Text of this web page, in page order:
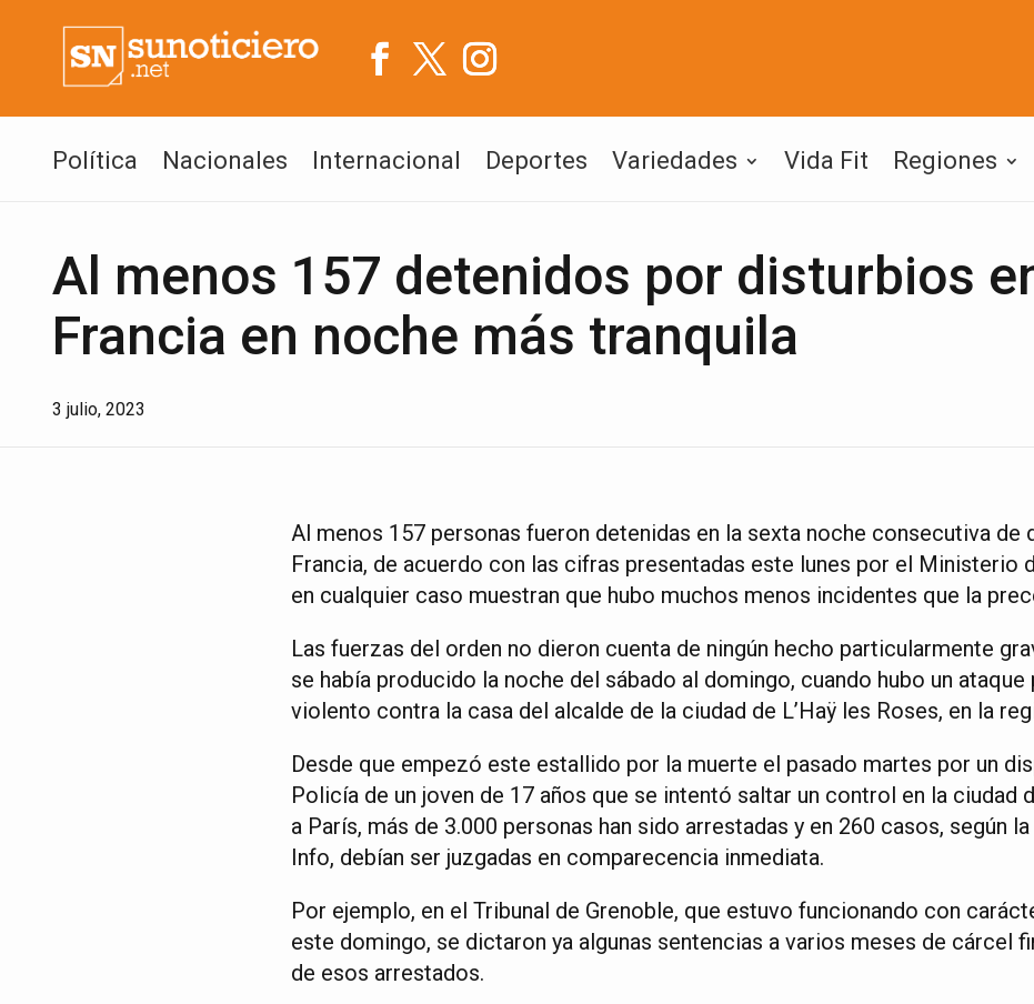
Política Nacionales Internacional Deportes Variedades Vida Fit Regiones
Al menos 157 detenidos por disturbios
Francia en noche más tranquila
3 julio, 2023
Al menos 157 personas fueron detenidas en la sexta noche consecutiva de
Francia, de acuerdo con las cifras presentadas este lunes por el Ministerio
en cualquier caso muestran que hubo muchos menos incidentes que la
Las fuerzas del orden no dieron cuenta de ningún hecho particularmente
se había producido la noche del sábado al domingo, cuando hubo un
violento contra la casa del alcalde de la ciudad de L’Haÿ les Roses, en la
Desde que empezó este estallido por la muerte el pasado martes por un
Policía de un joven de 17 años que se intentó saltar un control en la ciudad
a París, más de 3.000 personas han sido arrestadas y en 260 casos, según
Info, debían ser juzgadas en comparecencia inmediata.
Por ejemplo, en el Tribunal de Grenoble, que estuvo funcionando con
este domingo, se dictaron ya algunas sentencias a varios meses de cárcel
de esos arrestados.